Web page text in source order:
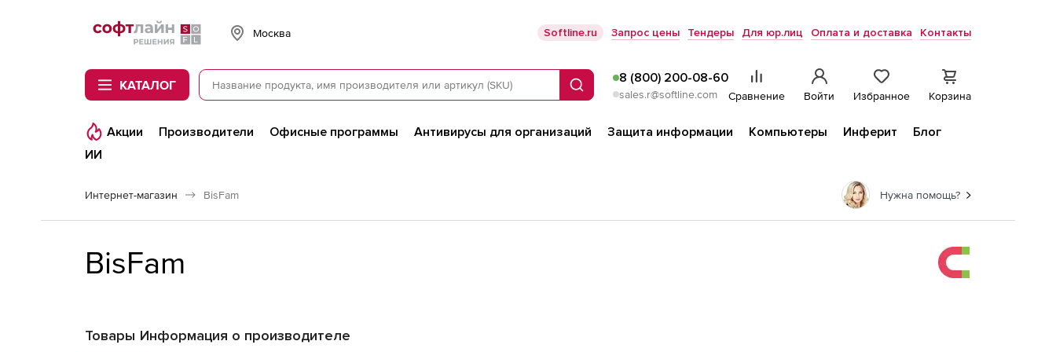
Softline
Москва Softline.ru Запрос цены Тендеры Для юр.лиц Оплата и доставка Контакты
КАТАЛОГ Поиск
8 (800) 200-08-60
sales.r@softline.com Сравнение Войти Избранное Корзина
Акции Производители Офисные программы Антивирусы для организаций Защита информации Компьютеры Инферит
Блог
ИИ
Интернет-магазин BisFam Нужна помощь?
BisFam
Товары Информация о производителе